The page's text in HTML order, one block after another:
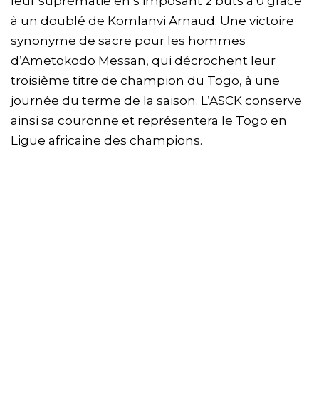
à un doublé de Komlanvi Arnaud. Une victoire
synonyme de sacre pour les hommes
d’Ametokodo Messan, qui décrochent leur
troisième titre de champion du Togo, à une
journée du terme de la saison. L’ASCK conserve
ainsi sa couronne et représentera le Togo en
Ligue africaine des champions.